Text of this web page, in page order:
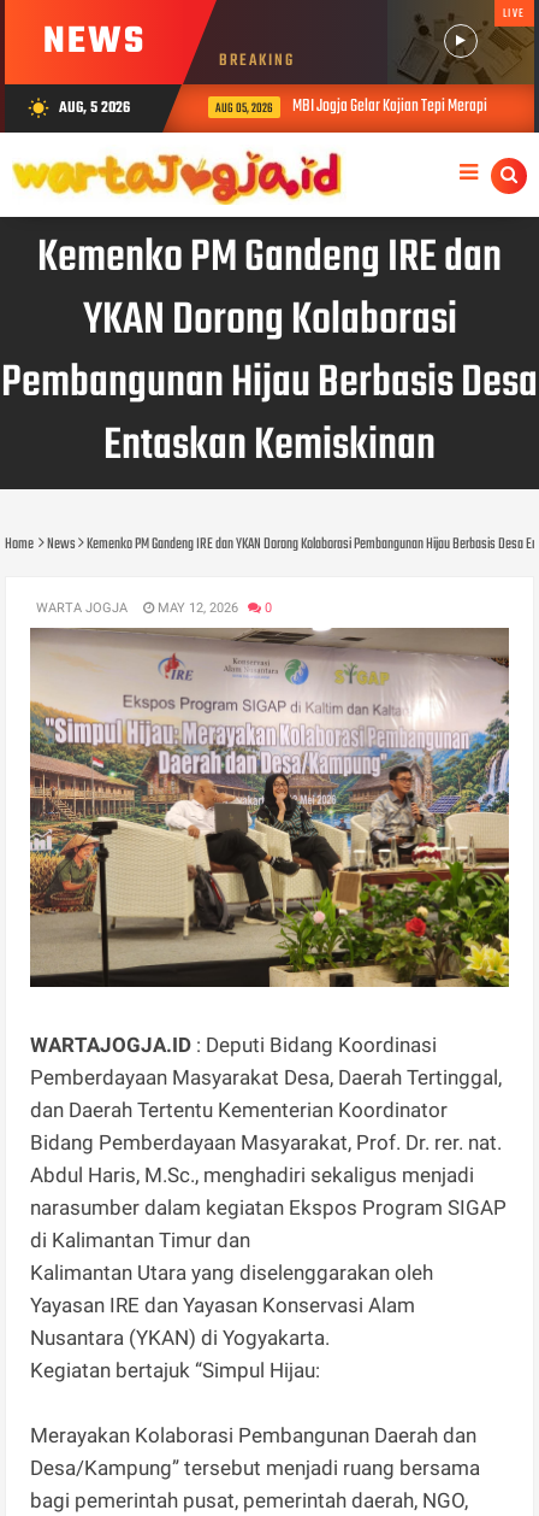
NEWS BREAKING
LIVE
wb_sunny AUG, 5 2026 AUG 05, 2026 MBI Jogja Gelar Kajian Tepi Merapi
Kemenko PM Gandeng IRE dan
YKAN Dorong Kolaborasi
Pembangunan Hijau Berbasis Desa
Entaskan Kemiskinan
Home News Kemenko PM Gandeng IRE dan YKAN Dorong Kolaborasi Pembangunan Hijau Berbasis Desa
WARTA JOGJA MAY 12, 2026 0
WARTAJOGJA.ID : Deputi Bidang Koordinasi
Pemberdayaan Masyarakat Desa, Daerah Tertinggal,
dan Daerah Tertentu Kementerian Koordinator
Bidang Pemberdayaan Masyarakat, Prof. Dr. rer. nat.
Abdul Haris, M.Sc., menghadiri sekaligus menjadi
narasumber dalam kegiatan Ekspos Program SIGAP
di Kalimantan Timur dan
Kalimantan Utara yang diselenggarakan oleh
Yayasan IRE dan Yayasan Konservasi Alam
Nusantara (YKAN) di Yogyakarta.
Kegiatan bertajuk “Simpul Hijau:
Merayakan Kolaborasi Pembangunan Daerah dan
Desa/Kampung” tersebut menjadi ruang bersama
bagi pemerintah pusat, pemerintah daerah, NGO,